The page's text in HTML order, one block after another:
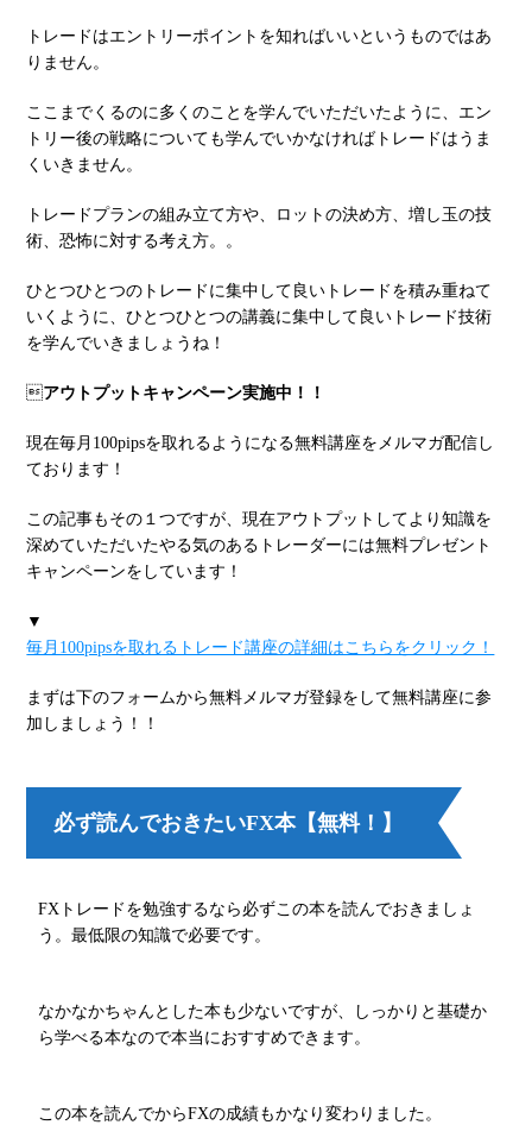
トレードはエントリーポイントを知ればいいというものではあ
りません。
ここまでくるのに多くのことを学んでいただいたように、エン
トリー後の戦略についても学んでいかなければトレードはうま
くいきません。
トレードプランの組み立て方や、ロットの決め方、増し玉の技
術、恐怖に対する考え方。。
ひとつひとつのトレードに集中して良いトレードを積み重ねて
いくように、ひとつひとつの講義に集中して良いトレード技術
を学んでいきましょうね！
アウトプットキャンペーン実施中！！
現在毎月100pipsを取れるようになる無料講座をメルマガ配信し
ております！
この記事もその１つですが、現在アウトプットしてより知識を
深めていただいたやる気のあるトレーダーには無料プレゼント
キャンペーンをしています！
▼
毎月100pipsを取れるトレード講座の詳細はこちらをクリック！
まずは下のフォームから無料メルマガ登録をして無料講座に参
加しましょう！！
必ず読んでおきたいFX本【無料！】
FXトレードを勉強するなら必ずこの本を読んでおきましょ
う。最低限の知識で必要です。
なかなかちゃんとした本も少ないですが、しっかりと基礎か
ら学べる本なので本当におすすめできます。
この本を読んでからFXの成績もかなり変わりました。